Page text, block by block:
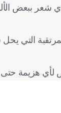
الذي شعر
التي يحل
ونجح في الفوز